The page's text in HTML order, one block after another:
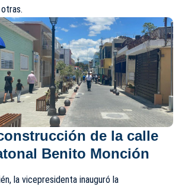
de la calle
Benito Monción
la vicepresidenta inauguró la